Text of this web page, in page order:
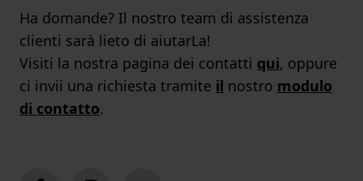
Ha domande? Il nostro team di assistenza
clienti sarà lieto di aiutarLa!
Visiti la nostra pagina dei contatti qui, oppure
ci invii una richiesta tramite il nostro modulo
di contatto.